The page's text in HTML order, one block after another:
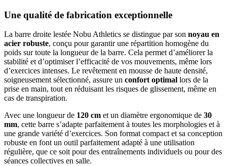
Une qualité de fabrication exceptionnelle
La barre droite lestée Nobu Athletics se distingue par son noyau en
acier robuste, conçu pour garantir une répartition homogène du
poids sur toute la longueur de la barre. Cela permet d’améliorer la
stabilité et d’optimiser l’efficacité de vos mouvements, même lors
d’exercices intenses. Le revêtement en mousse de haute densité,
soigneusement sélectionné, assure un confort optimal lors de la
prise en main, tout en réduisant les risques de glissement, même en
cas de transpiration.
Avec une longueur de 120 cm et un diamètre ergonomique de 30
mm, cette barre s’adapte parfaitement à toutes les morphologies et à
une grande variété d’exercices. Son format compact et sa conception
robuste en font un outil parfaitement adapté à une utilisation
régulière, que ce soit pour des entraînements individuels ou pour des
séances collectives en salle.